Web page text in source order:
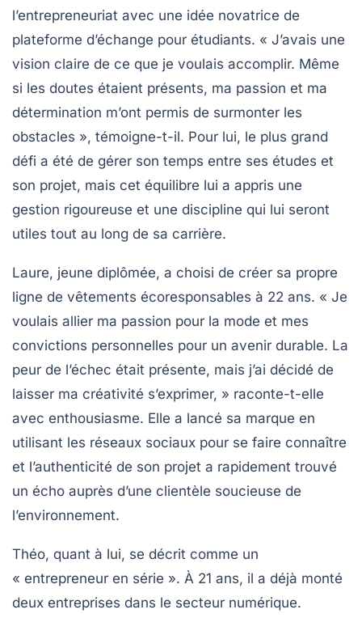
l’entrepreneuriat avec une idée novatrice de
plateforme d’échange pour étudiants. « J’avais une
vision claire de ce que je voulais accomplir. Même
si les doutes étaient présents, ma passion et ma
détermination m’ont permis de surmonter les
obstacles », témoigne-t-il. Pour lui, le plus grand
défi a été de gérer son temps entre ses études et
son projet, mais cet équilibre lui a appris une
gestion rigoureuse et une discipline qui lui seront
utiles tout au long de sa carrière.
Laure, jeune diplômée, a choisi de créer sa propre
ligne de vêtements écoresponsables à 22 ans. « Je
voulais allier ma passion pour la mode et mes
convictions personnelles pour un avenir durable. La
peur de l’échec était présente, mais j’ai décidé de
laisser ma créativité s’exprimer, » raconte-t-elle
avec enthousiasme. Elle a lancé sa marque en
utilisant les réseaux sociaux pour se faire connaître
et l’authenticité de son projet a rapidement trouvé
un écho auprès d’une clientèle soucieuse de
l’environnement.
Théo, quant à lui, se décrit comme un
« entrepreneur en série ». À 21 ans, il a déjà monté
deux entreprises dans le secteur numérique.